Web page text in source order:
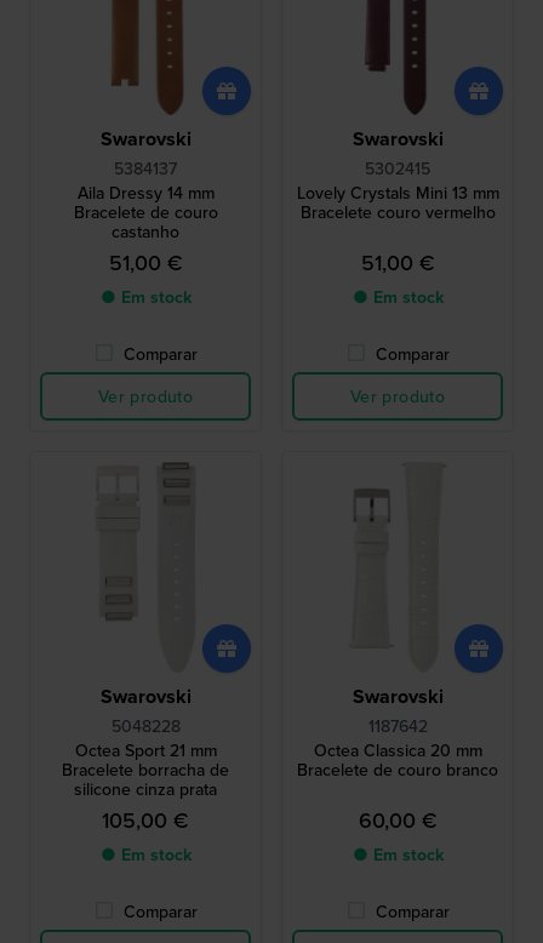
Swarovski
5384137
Aila Dressy 14 mm
Bracelete de couro
castanho
51,00 €
● Em stock
Comparar
Ver produto
Swarovski
5302415
Lovely Crystals Mini 13 mm
Bracelete couro vermelho
51,00 €
● Em stock
Comparar
Ver produto
Swarovski
5048228
Octea Sport 21 mm
Bracelete borracha de
silicone cinza prata
105,00 €
● Em stock
Comparar
Swarovski
1187642
Octea Classica 20 mm
Bracelete de couro branco
60,00 €
● Em stock
Comparar